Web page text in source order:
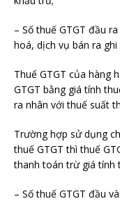
– Số thuế GTGT đầu
hoá, dịch vụ bán ra
Thuế GTGT của hàng
GTGT bằng giá tính
ra nhân với thuế suất
Trường hợp sử dụng
thuế GTGT thì thuế
thanh toán trừ giá tính
– Số thuế GTGT đầu